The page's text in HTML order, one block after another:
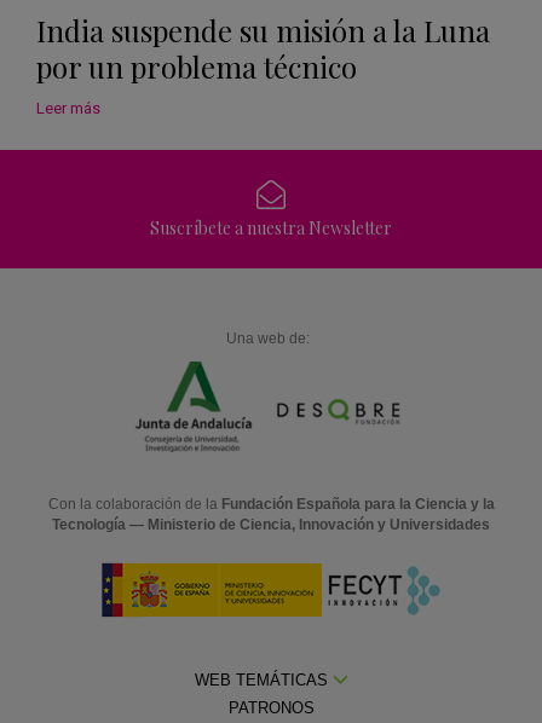
India suspende su misión a la Luna
por un problema técnico
Leer más
Suscríbete a nuestra Newsletter
Una web de:
Con la colaboración de la Fundación Española para la Ciencia y la
Tecnología — Ministerio de Ciencia, Innovación y Universidades
WEB TEMÁTICAS
PATRONOS